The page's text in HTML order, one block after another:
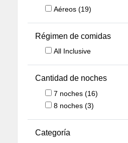
Aéreos (19)
Régimen de comidas
All Inclusive
Cantidad de noches
7 noches (16)
8 noches (3)
Categoría